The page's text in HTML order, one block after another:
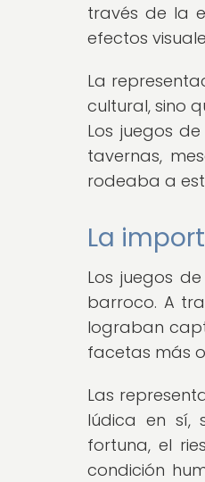
través de la
efectos
La
cultural, sino
Los juegos
tavernas,
rodeaba a
La
Los juegos
barroco. A
lograban
facetas más
Las
lúdica en sí,
fortuna, el
condición